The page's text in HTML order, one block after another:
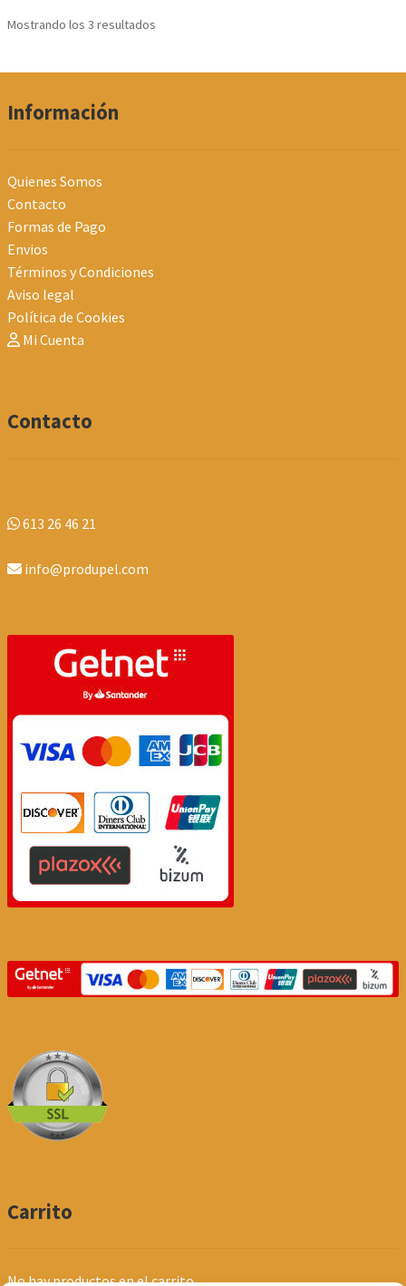
Mostrando los 3 resultados
Información
Quienes Somos
Contacto
Formas de Pago
Envios
Términos y Condiciones
Aviso legal
Política de Cookies
Mi Cuenta
Contacto
613 26 46 21
info@produpel.com
Carrito
No hay productos en el carrito.